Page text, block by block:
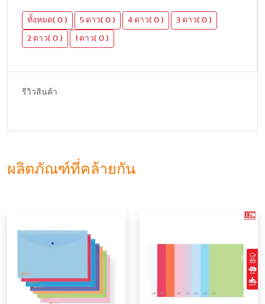
ทั้งหมด( 0 ) 5 ดาว( 0 ) 4 ดาว( 0 ) 3 ดาว( 0 )
2 ดาว( 0 ) 1 ดาว( 0 )
รีวิวสินค้า
ผลิตภัณฑ์ที่คล้ายกัน